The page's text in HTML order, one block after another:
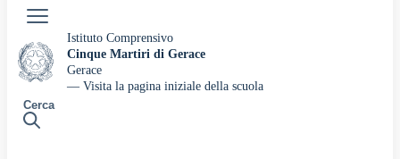
Istituto Comprensivo
Cinque Martiri di Gerace
Gerace
— Visita la pagina iniziale della scuola
Cerca